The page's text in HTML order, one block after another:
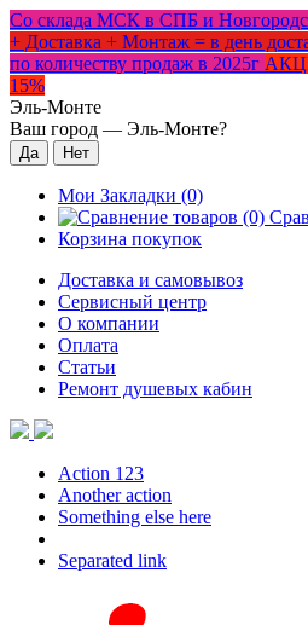
Со склада МСК в СПБ и
+ Доставка + Монтаж = в день
по количеству продаж в 2025г
15%
Эль-Монте
Ваш город — Эль-Монте?
Мои Закладки (0)
Корзина покупок
Доставка и самовывоз
Сервисный центр
О компании
Оплата
Статьи
Ремонт душевых кабин
Action 123
Another action
Something else here
Separated link